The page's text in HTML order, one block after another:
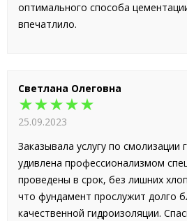
оптимального способа
впечатлило.
Светлана Олеговна
★★★★★
25.09.2023
Заказывала услугу по смолизации
удивлена профессионализмом
проведены в срок, без лишних
что фундамент прослужит долго
качественной гидроизоляции.